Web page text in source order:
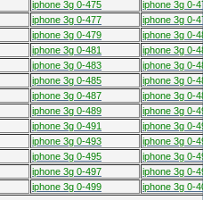
iphone 3g 0-475
iphone 3g 0-
iphone 3g 0-477
iphone 3g 0-
iphone 3g 0-479
iphone 3g 0-
iphone 3g 0-481
iphone 3g 0-
iphone 3g 0-483
iphone 3g 0-
iphone 3g 0-485
iphone 3g 0-
iphone 3g 0-487
iphone 3g 0-
iphone 3g 0-489
iphone 3g 0-
iphone 3g 0-491
iphone 3g 0-
iphone 3g 0-493
iphone 3g 0-
iphone 3g 0-495
iphone 3g 0-
iphone 3g 0-497
iphone 3g 0-
iphone 3g 0-499 iphone 3g 0-